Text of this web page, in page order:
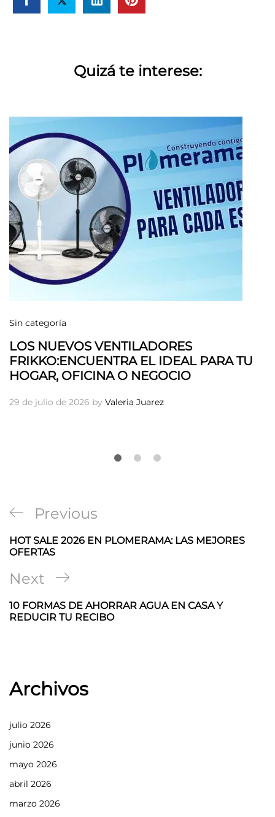
Quizá te interese:
Sin categoría
LOS NUEVOS VENTILADORES
FRIKKO:ENCUENTRA EL IDEAL PARA TU
HOGAR, OFICINA O NEGOCIO
29 de julio de 2026 by Valeria Juarez
Navegación
de
entradas
Previous
Post
Previous
HOT SALE 2026 EN PLOMERAMA: LAS MEJORES
OFERTAS
Next
Post
Next
10 FORMAS DE AHORRAR AGUA EN CASA Y
REDUCIR TU RECIBO
Archivos
julio 2026
junio 2026
mayo 2026
abril 2026
marzo 2026